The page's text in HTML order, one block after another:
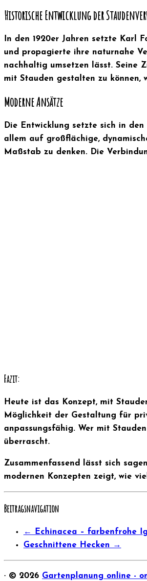
Historische Entwicklung der
In den 1920er Jahren setzte Karl
und propagierte ihre naturnahe
nachhaltig umsetzen lässt. Seine
mit Stauden gestalten zu
Moderne Ansätze
Die Entwicklung setzte sich in
allem auf großflächige,
Maßstab zu denken. Die
Fazit:
Heute ist das Konzept, mit
Möglichkeit der Gestaltung für
anpassungsfähig. Wer mit
überrascht.
Zusammenfassend lässt sich
modernen Konzepten zeigt, wie
Beitragsnavigation
←
Echinacea – farbenfrohe
Geschnittene Hecken →
· © 2026 Gartenplanung online -